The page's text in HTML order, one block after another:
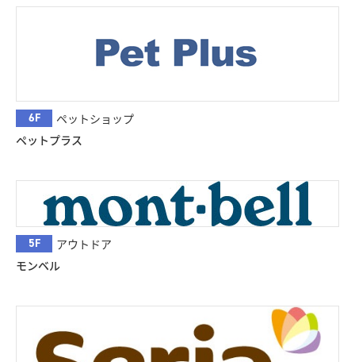
6F
ペットショップ
ペットプラス
5F
アウトドア
モンベル